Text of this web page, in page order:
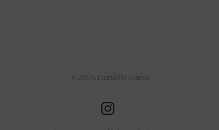
© 2026 Danielle Spera